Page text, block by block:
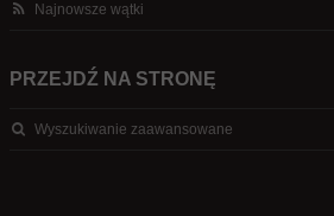
Najnowsze wątki
PRZEJDŹ NA STRONĘ
Wyszukiwanie zaawansowane